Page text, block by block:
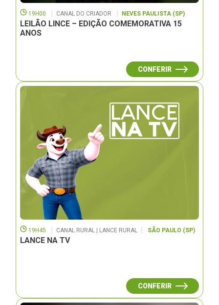
19H00 CANAL DO CRIADOR NEVES PAULISTA (SP)
LEILÃO LINCE – EDIÇÃO COMEMORATIVA 15
ANOS
CONFERIR
19H45 CANAL RURAL | LANCE RURAL SÃO PAULO (SP)
LANCE NA TV
CONFERIR